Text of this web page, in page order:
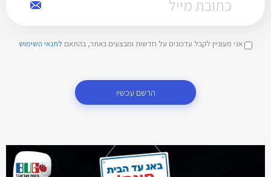
אני מעוניין לקבל עדכונים על חדשות ומבצעים באתר, בהתאם לתנאי השימוש
הרשם עכשיו